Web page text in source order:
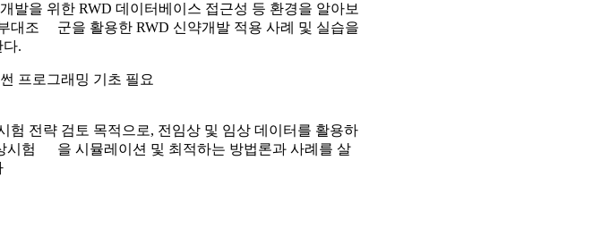
발을 위한 RWD 데이터베이스 접근성 등 환경을 알아보
대조 군을 활용한 RWD 신약개발 적용 사례 및 실습을
다.
프로그래밍 기초 필요
험 전략 검토 목적으로, 전임상 및 임상 데이터를 활용하
시험 을 시뮬레이션 및 최적하는 방법론과 사례를 살